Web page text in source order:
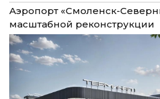
Аэропорт «Смоленск-
масштабной реконструкции